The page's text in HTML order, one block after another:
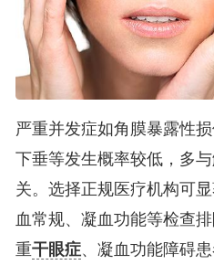
严重并发症如角膜暴露性
下垂等发生概率较低，多
关。选择正规医疗机构可
血常规、凝血功能等检查
重干眼症、凝血功能障碍